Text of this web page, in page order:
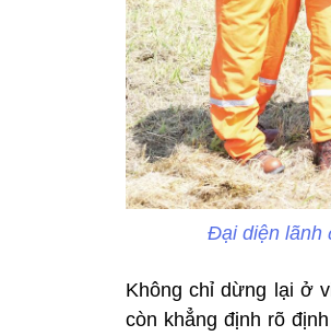
Đại diện lãnh
Không chỉ dừng lại ở
còn khẳng định rõ